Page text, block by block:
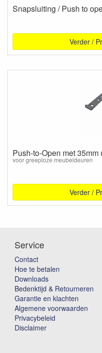
Snapsluiting / Push to
Verder /
Push-to-Open met
voor greeploze meubeldeuren
Verder /
Service
Contact
Hoe te betalen
Downloads
Bedenktijd & Retourneren
Garantie en klachten
Algemene voorwaarden
Privacybeleid
Disclaimer